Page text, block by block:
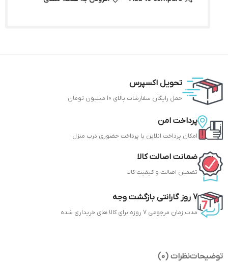
تحویل اکسپرس
حمل رایگان سفارشات بالای 10 میلیون تومان
پرداخت امن
امکان پرداخت انلاین یا پرداخت حضوری درب منزل
ضمانت اصالت کالا
تضمین اصالت و کیفیت کالا
7 روز گارانتی بازگشت وجه
مدت زمان مرجوعی 7 روزه برای کالا های خریداری شده
توضیحاتنظرات (0)